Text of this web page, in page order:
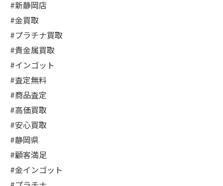
#新静岡店
#金買取
#プラチナ買取
#貴金属買取
#インゴット
#査定無料
#商品査定
#高価買取
#安心買取
#静岡県
#顧客満足
#金インゴット